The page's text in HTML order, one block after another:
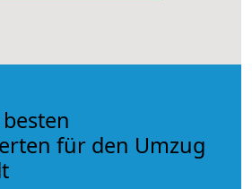
für den Umzug